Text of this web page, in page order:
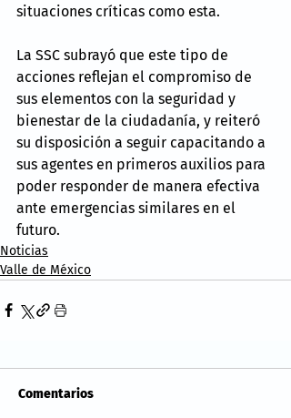
situaciones críticas como esta.
La SSC subrayó que este tipo de
acciones reflejan el compromiso de
sus elementos con la seguridad y
bienestar de la ciudadanía, y reiteró
su disposición a seguir capacitando a
sus agentes en primeros auxilios para
poder responder de manera efectiva
ante emergencias similares en el
futuro.
Noticias
Valle de México
Comentarios